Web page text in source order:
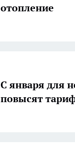
отопление
С января для
повысят